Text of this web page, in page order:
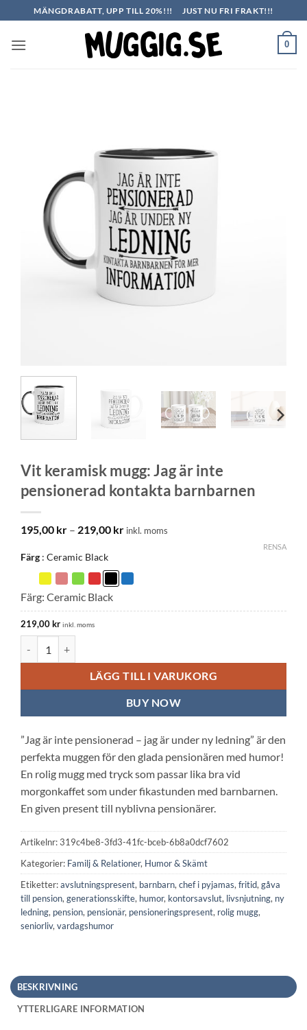
to
content
MÄNGDRABATT, UPP TILL 20%!!! JUST NU FRI FRAKT!!!
0
Vit keramisk mugg: Jag är inte
pensionerad kontakta barnbarnen
195,00 kr – 219,00 krPrisintervall:
inkl. moms
Färg Ceramic Black
RENSA
Färg: Ceramic Black
219,00kr inkl. moms
LÄGG TILL I VARUKORG
BUY NOW
”Jag är inte pensionerad – jag är under ny ledning” är den
perfekta muggen för den glada pensionären med humor!
En rolig mugg med tryck som passar lika bra vid
morgonkaffet som under fikastunden med barnbarnen.
En given present till nyblivna pensionärer.
Artikelnr:319c4be8-3fd3-41fc-bceb-6b8a0dcf7602
Kategorier: Familj & Relationer, Humor & Skämt
Etiketter:avslutningspresent, barnbarn, chef i pyjamas, fritid, gåva
till pension, generationsskifte, humor, kontorsavslut, livsnjutning, ny
ledning, pension, pensionär, pensioneringspresent, rolig mugg,
seniorliv, vardagshumor
BESKRIVNING
YTTERLIGARE INFORMATION